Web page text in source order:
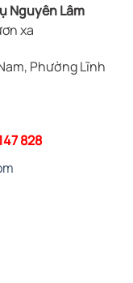
Nguyên Lâm
xa
Phường Lĩnh
828